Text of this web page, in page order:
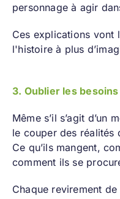
personnage à agir
Ces explications vont
l'histoire à plus
3. Oublier les
Même s’il s’agit
le couper des réalités
Ce qu’ils mangent,
comment ils se
Chaque revirement